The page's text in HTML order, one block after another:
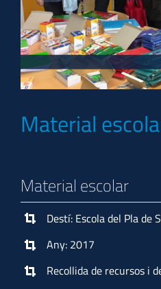
Material
Material escolar
Destí: Escola del Pla de
Any: 2017
Recollida de recursos i